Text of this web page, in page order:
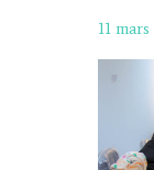
11 mars